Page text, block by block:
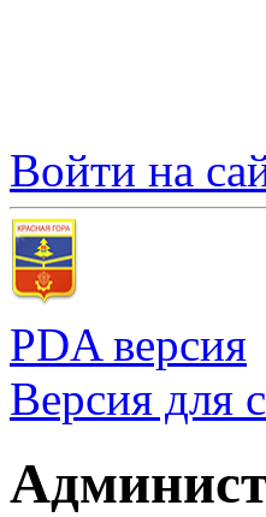
Войти на
PDA версия
Версия для